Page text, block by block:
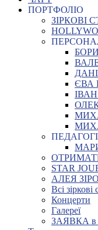
ПОРТФОЛІО
ЗІРКОВІ
ЄВА
STAR
АЛЕЯ
Всі
Концерти
Галереї
ЗАЯВКА в